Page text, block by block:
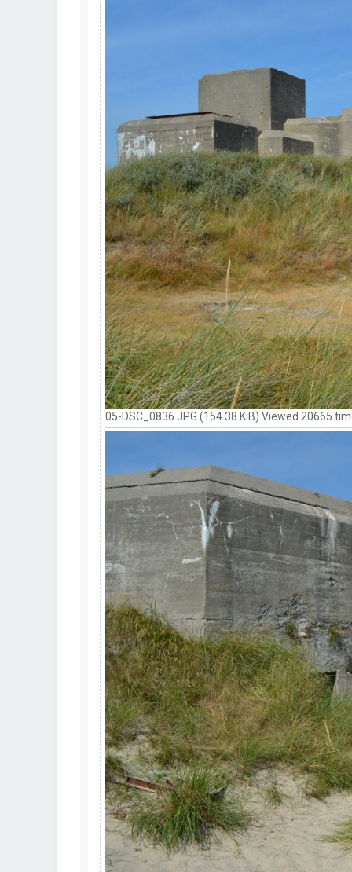
05-DSC_0836.JPG (154.38 KiB) Viewed 20665